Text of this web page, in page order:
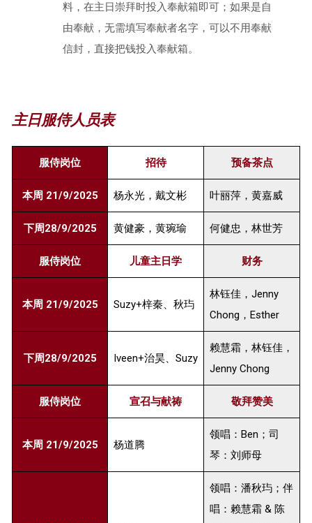
料，在主日崇拜时投入奉献箱即可；如果是自
由奉献，无需填写奉献者名字，可以不用奉献
信封，直接把钱投入奉献箱。
主日服侍人员表
服侍岗位 招待 预备茶点
本周 21/9/2025 杨永光，戴文彬 叶丽萍，黄嘉威
下周28/9/2025 黄健豪，黄琬瑜 何健忠，林世芳
服侍岗位 儿童主日学 财务
本周 21/9/2025 Suzy+梓秦、秋玙
林钰佳，Jenny
Chong，Esther
下周28/9/2025 Iveen+治昊、Suzy
赖慧霜，林钰佳，
Jenny Chong
服侍岗位 宣召与献祷 敬拜赞美
本周 21/9/2025 杨道腾
领唱：Ben；司
琴：刘师母
领唱：潘秋玙；伴
唱：赖慧霜 & 陈